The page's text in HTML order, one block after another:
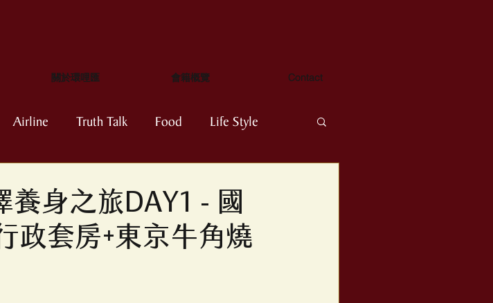
關於環哩匯 會籍概覽 Contact
Airline Truth Talk Food Life Style
分析 哩程新手村 進階學習
養身之旅DAY1 - 國
政套房+東京牛角燒